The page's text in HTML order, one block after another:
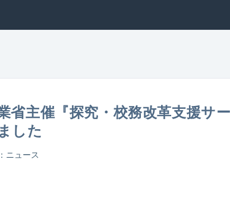
省主催『探究・校務改革支援サ
した
ニュース